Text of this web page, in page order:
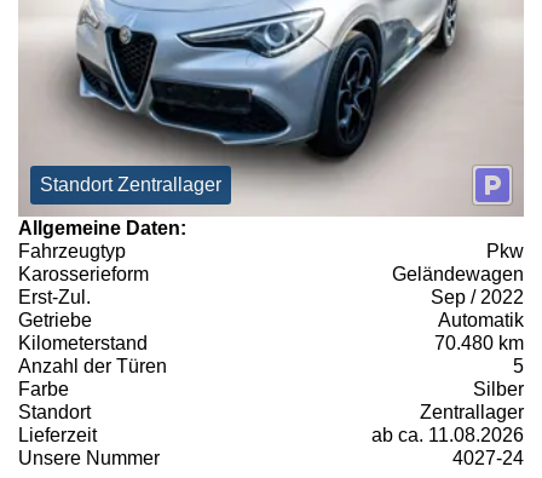
Standort Zentrallager
Allgemeine Daten:
Fahrzeugtyp
Pkw
Karosserieform
Geländewagen
Erst-Zul.
Sep / 2022
Getriebe
Automatik
Kilometerstand
70.480 km
Anzahl der Türen
5
Farbe
Silber
Standort
Zentrallager
Lieferzeit
ab ca. 11.08.2026
Unsere Nummer
4027-24